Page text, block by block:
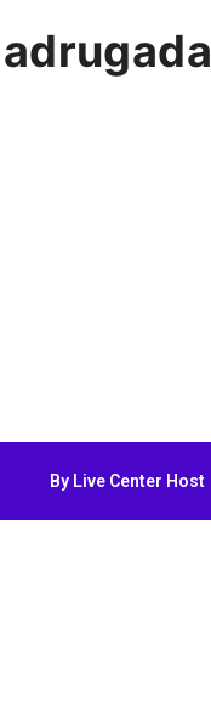
By Live Center Host